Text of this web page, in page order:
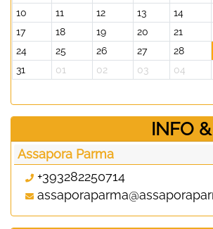
10
11 12 13 14
17
18 19 20 21
24
25 26 27 28
31
01 02 03 04
­INFO
Assapora Parma
+393282250714